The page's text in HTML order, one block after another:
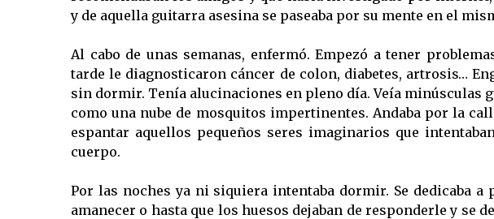
y de aquella guitarra asesina se paseaba por su mente en el
Al cabo de unas semanas, enfermó. Empezó a tener
tarde le diagnosticaron cáncer de colon, diabetes, artrosis…
sin dormir. Tenía alucinaciones en pleno día. Veía minúsculas
como una nube de mosquitos impertinentes. Andaba por la
espantar aquellos pequeños seres imaginarios que
cuerpo.
Por las noches ya ni siquiera intentaba dormir. Se dedicaba
amanecer o hasta que los huesos dejaban de responderle y se